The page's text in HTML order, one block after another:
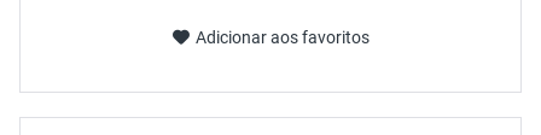
Adicionar aos favoritos